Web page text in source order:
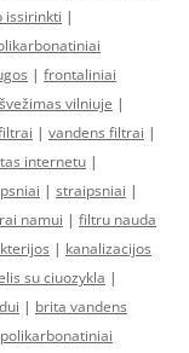
issirinkti |
| frontaliniai
vilniuje |
| vandens filtrai |
internetu |
| straipsniai |
namui | filtru nauda
| kanalizacijos
su ciuozykla |
| brita vandens
polikarbonatiniai